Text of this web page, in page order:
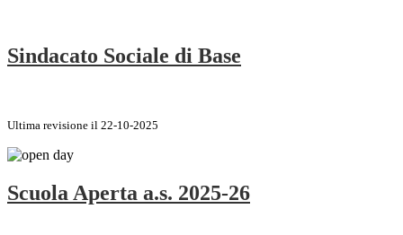
Sindacato Sociale di Base
Ultima revisione il 22-10-2025
Scuola Aperta a.s. 2025-26